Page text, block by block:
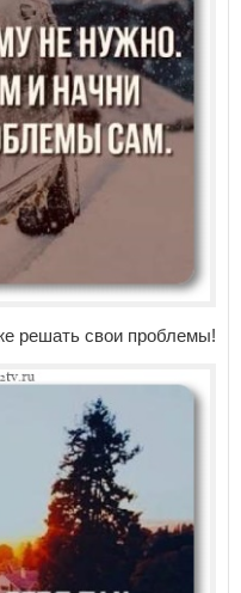
решать свои проблемы!